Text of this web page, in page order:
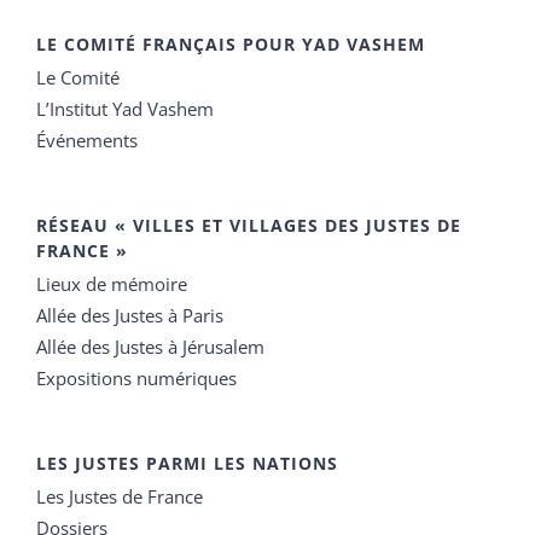
LE COMITÉ FRANÇAIS POUR YAD VASHEM
Le Comité
L’Institut Yad Vashem
Événements
RÉSEAU « VILLES ET VILLAGES DES JUSTES DE
FRANCE »
Lieux de mémoire
Allée des Justes à Paris
Allée des Justes à Jérusalem
Expositions numériques
LES JUSTES PARMI LES NATIONS
Les Justes de France
Dossiers